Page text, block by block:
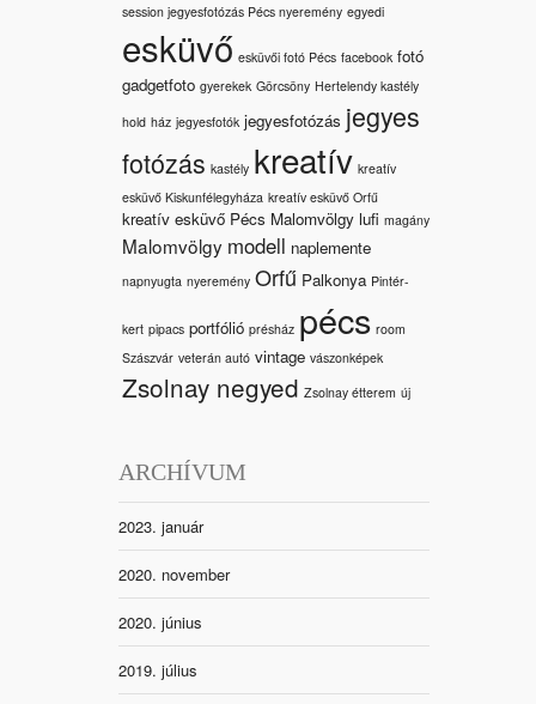
session jegyesfotózás Pécs nyeremény egyedi
esküvő esküvői fotó Pécs facebook fotó
gadgetfoto gyerekek Görcsöny Hertelendy kastély
hold ház jegyesfotók jegyesfotózás jegyes
fotózás kastély kreatív kreatív
esküvő Kiskunfélegyháza kreatív esküvő Orfű
kreatív esküvő Pécs Malomvölgy lufi magány
Malomvölgy modell naplemente
napnyugta nyeremény Orfű Palkonya Pintér-
kert pipacs portfólió présház pécs room
Szászvár veterán autó vintage vászonképek
Zsolnay negyed Zsolnay étterem új
ARCHÍVUM
2023. január
2020. november
2020. június
2019. július